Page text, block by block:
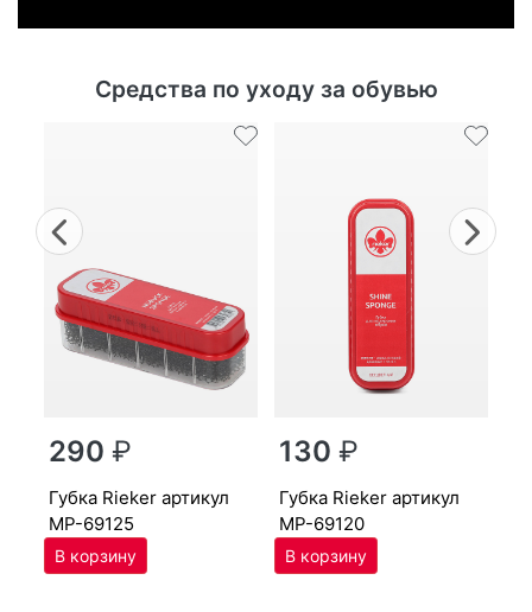
Средства по уходу за обувью
Previous
290₽
губ­ка Ri­eker артикул
MP-69125
130₽
губ­ка Ri­eker артикул
MP-69120